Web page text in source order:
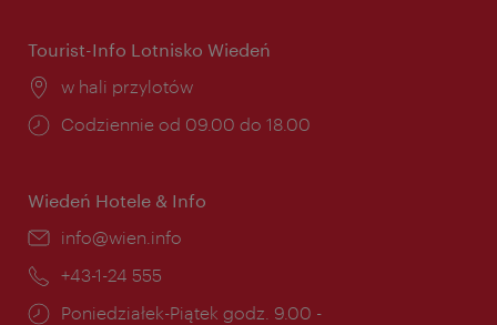
Tourist-Info Lotnisko Wiedeń
Miejsce:
w hali przylotów
Godziny
Codziennie od 09.00 do 18.00
Wiedeń Hotele & Info
E-
info@wien.info
Telefon:
+43-1-24 555
Godziny
Poniedziałek-Piątek godz. 9.00 -